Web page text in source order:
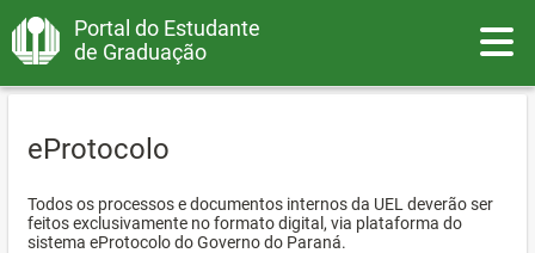
Portal do Estudante
de Graduação
eProtocolo
Todos os processos e documentos internos da UEL deverão ser
feitos exclusivamente no formato digital, via plataforma do
sistema eProtocolo do Governo do Paraná.